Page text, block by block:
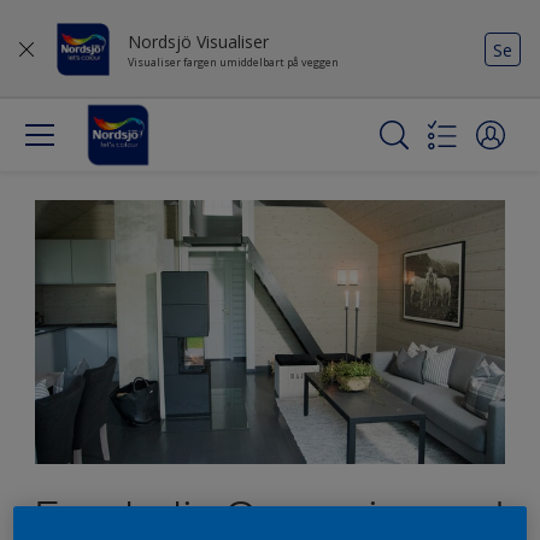
Nordsjö Visualiser
Visualiser fargen umiddelbart på veggen
Se
Eventyrlig Oppussing ved